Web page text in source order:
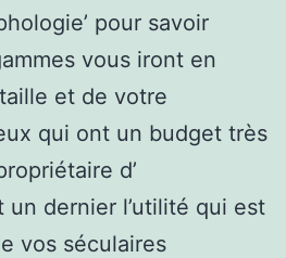
pour savoir
vous iront en
et de votre
qui ont un budget très
d’
un dernier l’utilité qui est
vos séculaires